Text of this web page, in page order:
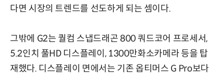
다면 시장의 트렌드를 선도하게 되는 셈이다.
그밖에 G2는 퀄컴 스냅드래곤 800 쿼드코어 프로세서,
5.2인치 풀HD 디스플레이, 1300만화소카메라 등을 탑
재했다. 디스플레이 면에서는 기존 옵티머스 G Pro보다